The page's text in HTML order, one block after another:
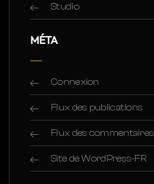
Studio
MÉTA
Connexion
Flux des publications
Flux des commentaires
Site de WordPress-FR